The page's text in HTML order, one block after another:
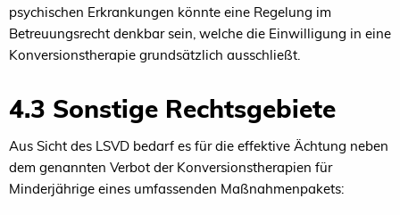
psychischen Erkrankungen könnte eine Regelung im
Betreuungsrecht denkbar sein, welche die Einwilligung in eine
Konversionstherapie grundsätzlich ausschließt.
4.3 Sonstige Rechtsgebiete
Aus Sicht des LSVD bedarf es für die effektive Ächtung neben
dem genannten Verbot der Konversionstherapien für
Minderjährige eines umfassenden Maßnahmenpakets: